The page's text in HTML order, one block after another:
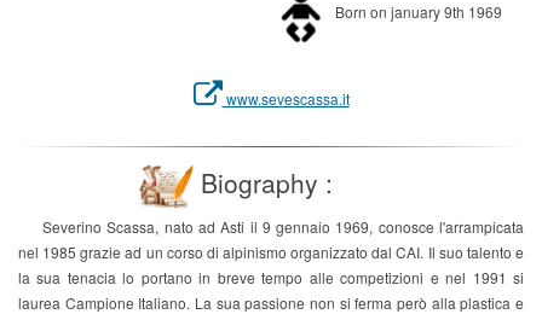
Born on january 9th 1969
www.sevescassa.it
Biography :
Severino Scassa, nato ad Asti il 9 gennaio 1969, conosce l'arrampicata
nel 1985 grazie ad un corso di alpinismo organizzato dal CAI. Il suo talento e
la sua tenacia lo portano in breve tempo alle competizioni e nel 1991 si
laurea Campione Italiano. La sua passione non si ferma però alla plastica e